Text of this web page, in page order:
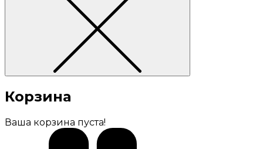
Корзина
Ваша корзина пуста!